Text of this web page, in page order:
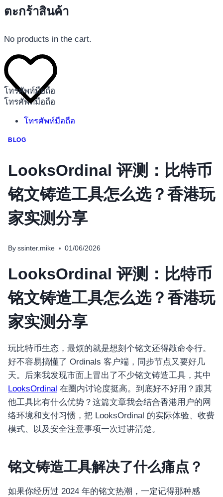
โทรศัพท์มือถือ
โทรศัพท์มือถือ
โทรศัพท์มือถือ
ตะกร้าสินค้า
No products in the cart.
BLOG
LooksOrdinal 评测：比特币
铭文铸造工具怎么选？香港玩
家实测分享
By ssinter.mike 01/06/2026
LooksOrdinal 评测：比特币
铭文铸造工具怎么选？香港玩
家实测分享
玩比特币生态，最烦的就是想刻个铭文还得敲命令行。
好不容易搞懂了 Ordinals 客户端，同步节点又要好几
天。后来我发现市面上冒出了不少铭文铸造工具，其中
LooksOrdinal 在圈内讨论度挺高。到底好不好用？跟其
他工具比有什么优势？这篇文章我会结合香港用户的网
络环境和支付习惯，把 LooksOrdinal 的实际体验、收费
模式、以及安全注意事项一次过讲清楚。
铭文铸造工具解决了什么痛点？
如果你经历过 2024 年的铭文热潮，一定记得那种感